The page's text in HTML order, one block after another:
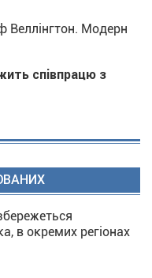
Веллінгтон. Модерн
співпрацю з
в окремих регіонах